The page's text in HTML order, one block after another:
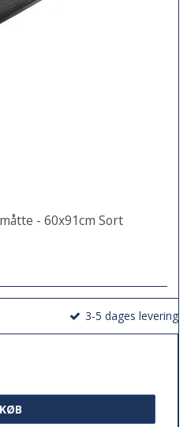
- 60x91cm Sort
3-5 dages levering
KØB